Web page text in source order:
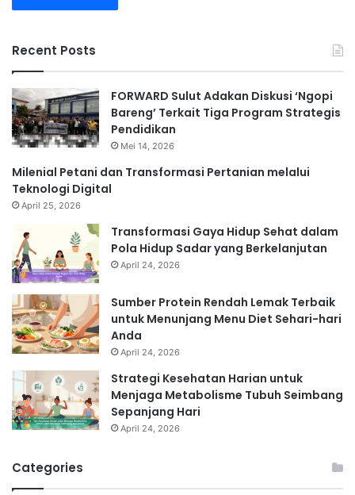
Recent Posts
FORWARD Sulut Adakan Diskusi ‘Ngopi
Bareng’ Terkait Tiga Program Strategis
Pendidikan
Mei 14, 2026
Milenial Petani dan Transformasi Pertanian melalui
Teknologi Digital
April 25, 2026
Transformasi Gaya Hidup Sehat dalam
Pola Hidup Sadar yang Berkelanjutan
April 24, 2026
Sumber Protein Rendah Lemak Terbaik
untuk Menunjang Menu Diet Sehari-hari
Anda
April 24, 2026
Strategi Kesehatan Harian untuk
Menjaga Metabolisme Tubuh Seimbang
Sepanjang Hari
April 24, 2026
Categories